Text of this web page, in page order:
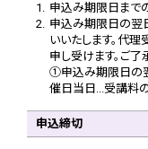
1. 申込み期限日まで
2. 申込み期限日の翌
いいたします。代
申し受けます。ご了
①申込み期限日の
催日当日...受講料
申込締切